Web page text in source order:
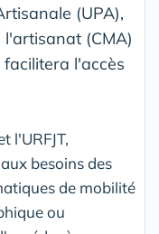
(UPA),
(CMA)
facilitera l'accès
l'URFJT,
besoins des
de mobilité
ou